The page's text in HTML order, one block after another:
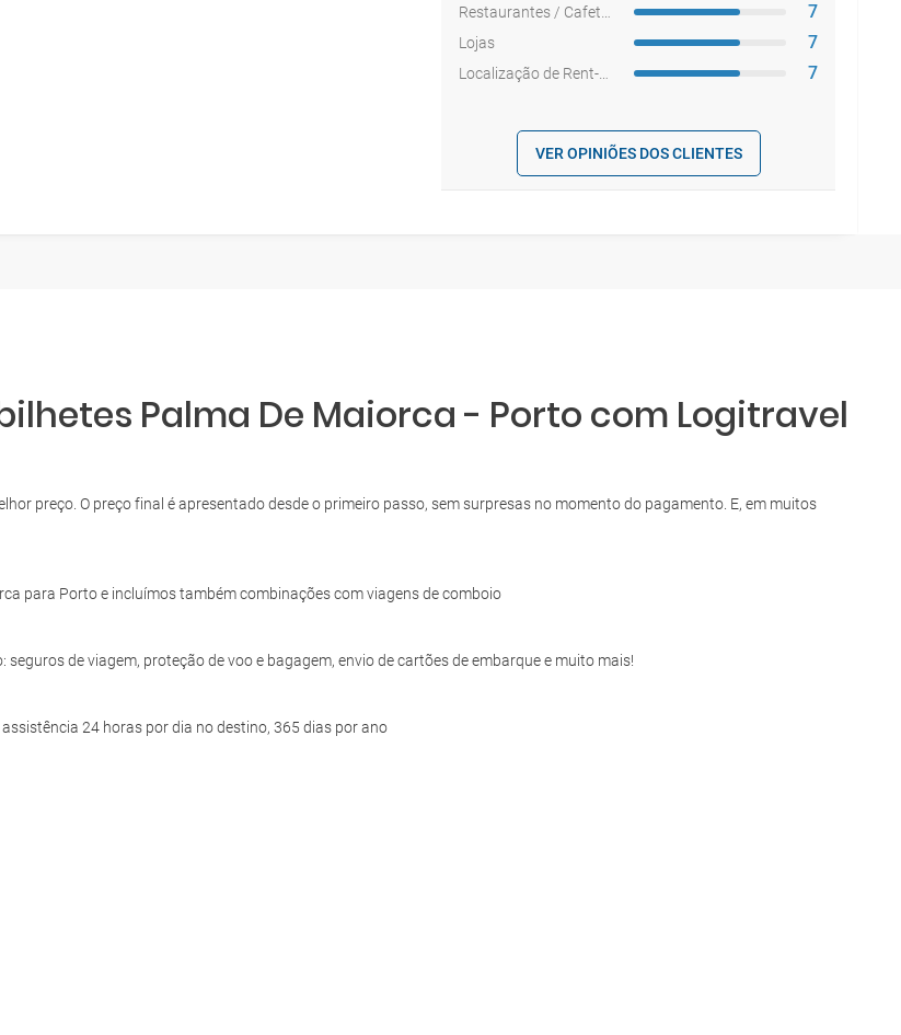
7
Lojas 7
7
VER OPINIÕES DOS CLIENTES
Palma De Maiorca - Porto com Logitravel
preço. O preço final é apresentado desde o primeiro passo, sem surpresas no momento do pagamento. E, em muitos
para Porto e incluímos também combinações com viagens de comboio
de viagem, proteção de voo e bagagem, envio de cartões de embarque e muito mais!
24 horas por dia no destino, 365 dias por ano